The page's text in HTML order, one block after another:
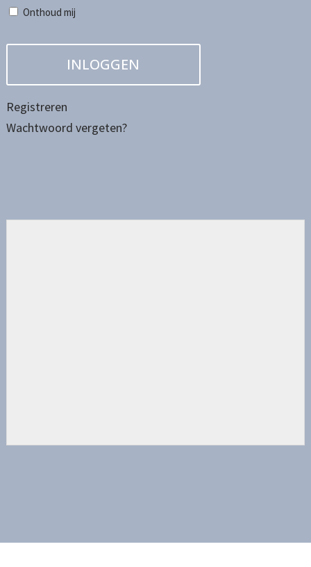
Onthoud mij
Registreren
Wachtwoord vergeten?